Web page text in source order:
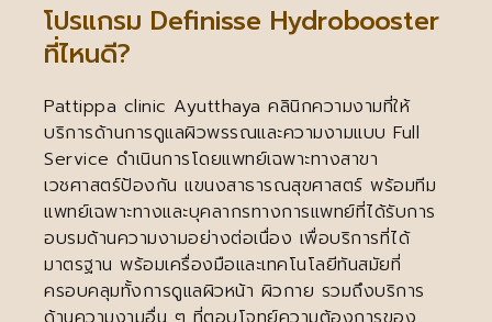
โปรแกรม Definisse Hydrobooster
ที่ไหนดี?
Pattippa clinic Ayutthaya คลินิกความงามที่ให้
บริการด้านการดูแลผิวพรรณและความงามแบบ Full
Service ดำเนินการโดยแพทย์เฉพาะทางสาขา
เวชศาสตร์ป้องกัน แขนงสาธารณสุขศาสตร์ พร้อมทีม
แพทย์เฉพาะทางและบุคลากรทางการแพทย์ที่ได้รับการ
อบรมด้านความงามอย่างต่อเนื่อง เพื่อบริการที่ได้
มาตรฐาน พร้อมเครื่องมือและเทคโนโลยีทันสมัยที่
ครอบคลุมทั้งการดูแลผิวหน้า ผิวกาย รวมถึงบริการ